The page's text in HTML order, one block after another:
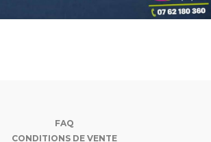
FAQ
CONDITIONS DE VENTE